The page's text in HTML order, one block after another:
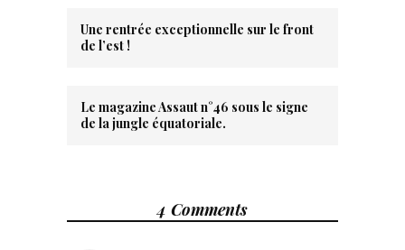
Une rentrée exceptionnelle sur le front
de l’est !
Le magazine Assaut n°46 sous le signe
de la jungle équatoriale.
4 Comments